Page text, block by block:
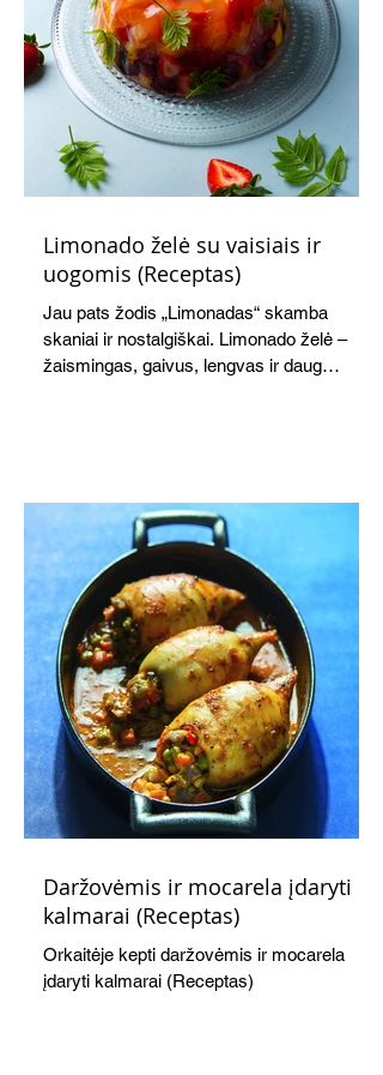
Limonado želė su vaisiais ir
uogomis (Receptas)
Jau pats žodis „Limonadas“ skamba
skaniai ir nostalgiškai. Limonado želė –
žaismingas, gaivus, lengvas ir daug
Daržovėmis ir mocarela įdaryti
kalmarai (Receptas)
Orkaitėje kepti daržovėmis ir mocarela
įdaryti kalmarai (Receptas)